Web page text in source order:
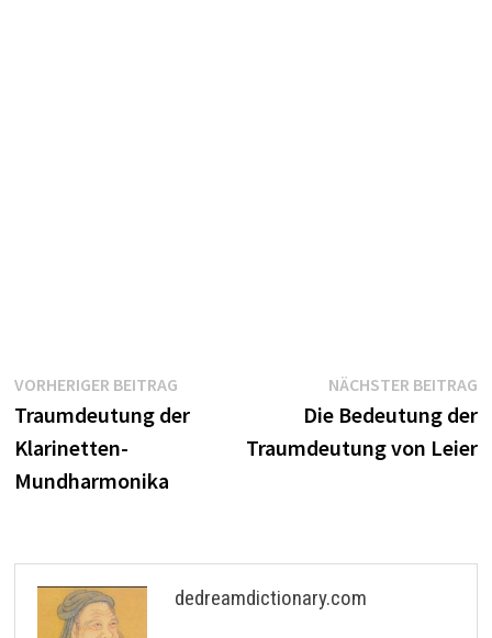
Beitragsnavigation
VORHERIGER BEITRAGVorheriger
Beitrag:
Traumdeutung der
Klarinetten-
Mundharmonika
NÄCHSTER BEITRAG
Die Bedeutung der
Traumdeutung von Leier
dedreamdictionary.com